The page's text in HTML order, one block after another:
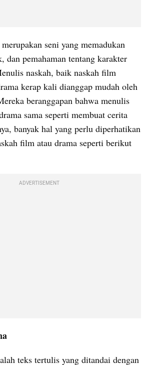
seni yang memadukan
dan pemahaman tentang karakter
naskah, baik naskah film
kerap kali dianggap mudah oleh
beranggapan bahwa menulis
sama seperti membuat cerita
banyak hal yang perlu diperhatikan
film atau drama seperti berikut
ADVERTISEMENT
teks tertulis yang ditandai dengan